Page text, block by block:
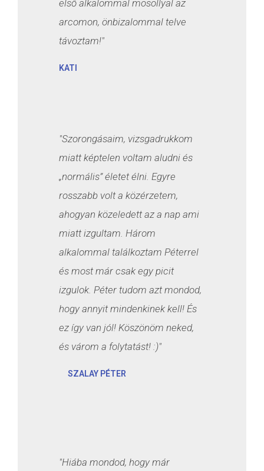
első alkalommal mosollyal az
arcomon, önbizalommal telve
távoztam!"
KATI
"Szorongásaim, vizsgadrukkom
miatt képtelen voltam aludni és
„normális” életet élni. Egyre
rosszabb volt a közérzetem,
ahogyan közeledett az a nap ami
miatt izgultam. Három
alkalommal találkoztam Péterrel
és most már csak egy picit
izgulok. Péter tudom azt mondod,
hogy annyit mindenkinek kell! És
ez így van jól! Köszönöm neked,
és várom a folytatást! :)"
SZALAY PÉTER
"Hiába mondod, hogy már